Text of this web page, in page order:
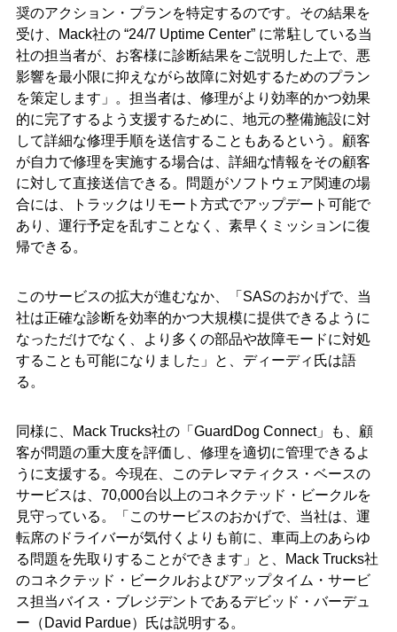
奨のアクション・プランを特定するのです。その結果を
受け、Mack社の “24/7 Uptime Center” に常駐している当
社の担当者が、お客様に診断結果をご説明した上で、悪
影響を最小限に抑えながら故障に対処するためのプラン
を策定します」。担当者は、修理がより効率的かつ効果
的に完了するよう支援するために、地元の整備施設に対
して詳細な修理手順を送信することもあるという。顧客
が自力で修理を実施する場合は、詳細な情報をその顧客
に対して直接送信できる。問題がソフトウェア関連の場
合には、トラックはリモート方式でアップデート可能で
あり、運行予定を乱すことなく、素早くミッションに復
帰できる。
このサービスの拡大が進むなか、「SASのおかげで、当
社は正確な診断を効率的かつ大規模に提供できるように
なっただけでなく、より多くの部品や故障モードに対処
することも可能になりました」と、ディーディ氏は語
る。
同様に、Mack Trucks社の「GuardDog Connect」も、顧
客が問題の重大度を評価し、修理を適切に管理できるよ
うに支援する。今現在、このテレマティクス・ベースの
サービスは、70,000台以上のコネクテッド・ビークルを
見守っている。「このサービスのおかげで、当社は、運
転席のドライバーが気付くよりも前に、車両上のあらゆ
る問題を先取りすることができます」と、Mack Trucks社
のコネクテッド・ビークルおよびアップタイム・サービ
ス担当バイス・ブレジデントであるデビッド・バーデュ
ー（David Pardue）氏は説明する。